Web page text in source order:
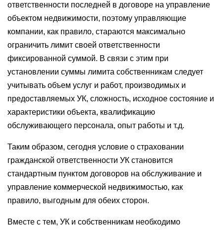
ответственности последней в договоре на управление
объектом недвижимости, поэтому управляющие
компании, как правило, стараются максимально
ограничить лимит своей ответственности
фиксированной суммой. В связи с этим при
установлении суммы лимита собственникам следует
учитывать объем услуг и работ, производимых и
предоставляемых УК, сложность, исходное состояние и
характеристики объекта, квалификацию
обслуживающего персонала, опыт работы и т.д.
Таким образом, сегодня условие о страховании
гражданской ответственности УК становится
стандартным пунктом договоров на обслуживание и
управление коммерческой недвижимостью, как
правило, выгодным для обеих сторон.
Вместе с тем, УК и собственникам необходимо